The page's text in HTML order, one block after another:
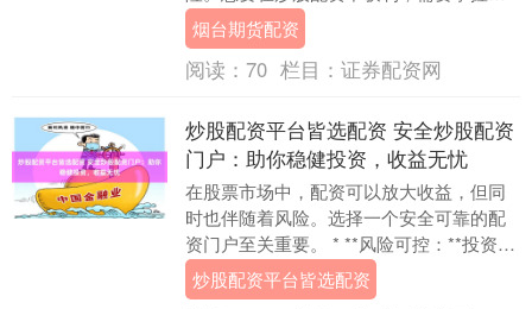
下秘籍： * **资金放大：**杠杆作用使投资
者能够使....
烟台期货配资
阅读： 70 栏目： 证券配资网
炒股配资平台皆选配资 安全炒股配资
门户：助你稳健投资，收益无忧
在股票市场中，配资可以放大收益，但同
时也伴随着风险。选择一个安全可靠的配
资门户至关重要。 * **风险可控：**投资者
仅质押股票，而非全部资产，降低了爆仓
风险。....
炒股配资平台皆选配资